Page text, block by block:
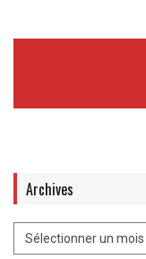
Archives